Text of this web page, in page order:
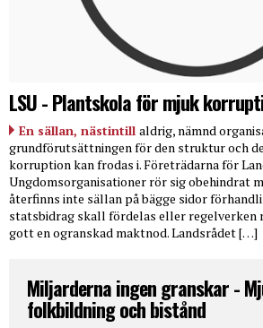
LSU - Plantskola för mjuk
En sällan, nästintill aldrig, nämnd
grundförutsättningen för den struktur och
korruption kan frodas i. Företrädarna för
Ungdomsorganisationer rör sig obehindrat
återfinns inte sällan på bägge sidor
statsbidrag skall fördelas eller regelverken
gott en ogranskad maktnod. Landsrådet […]
Miljarderna ingen granskar -
folkbildning och bistånd